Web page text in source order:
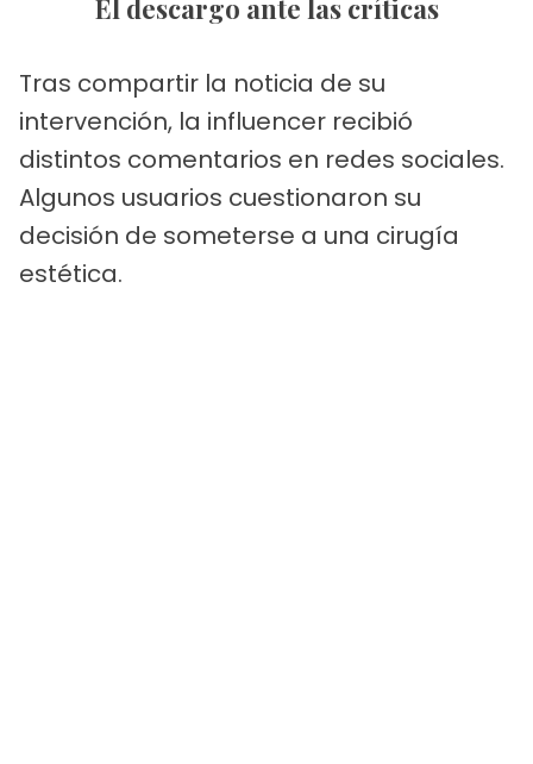
El descargo ante las críticas
Tras compartir la noticia de su
intervención, la influencer recibió
distintos comentarios en redes sociales.
Algunos usuarios cuestionaron su
decisión de someterse a una cirugía
estética.